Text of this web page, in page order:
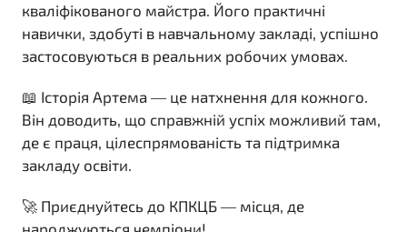
кваліфікованого майстра. Його практичні
навички, здобуті в навчальному закладі, успішно
застосовуються в реальних робочих умовах.
📖 Історія Артема — це натхнення для кожного.
Він доводить, що справжній успіх можливий там,
де є праця, цілеспрямованість та підтримка
закладу освіти.
🚀 Приєднуйтесь до КПКЦБ — місця, де
народжуються чемпіони!